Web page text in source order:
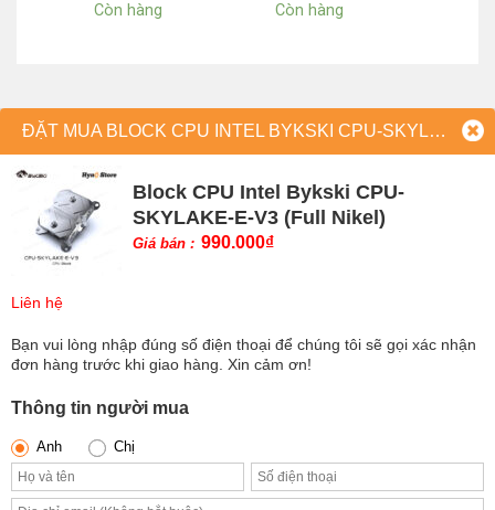
Còn hàng Còn hàng
ĐẶT MUA BLOCK CPU INTEL BYKSKI CPU-SKYLAKE-E-V3 (FULL NIKEL)
Block CPU Intel Bykski CPU-
SKYLAKE-E-V3 (Full Nikel)
Giá bán : 990.000₫
Liên hệ
Bạn vui lòng nhập đúng số điện thoại để chúng tôi sẽ gọi xác nhận
đơn hàng trước khi giao hàng. Xin cảm ơn!
Thông tin người mua
Anh Chị